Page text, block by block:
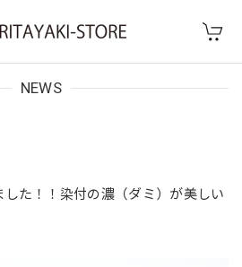
NEWS
た！！染付の濃（ダミ）が美しい